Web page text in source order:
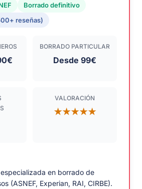
Borrado definitivo
reseñas)
BORRADO PARTICULAR
Desde 99€
VALORACIÓN
★★★★★
en borrado de
(ASNEF, Experian, RAI, CIRBE).